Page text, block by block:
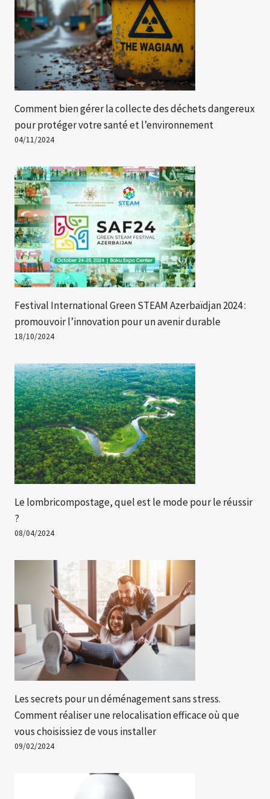
Comment bien gérer la collecte des déchets dangereux
pour protéger votre santé et l’environnement
04/11/2024
Festival International Green STEAM Azerbaïdjan 2024 :
promouvoir l’innovation pour un avenir durable
18/10/2024
Le lombricompostage, quel est le mode pour le réussir
?
08/04/2024
Les secrets pour un déménagement sans stress.
Comment réaliser une relocalisation efficace où que
vous choisissiez de vous installer
09/02/2024